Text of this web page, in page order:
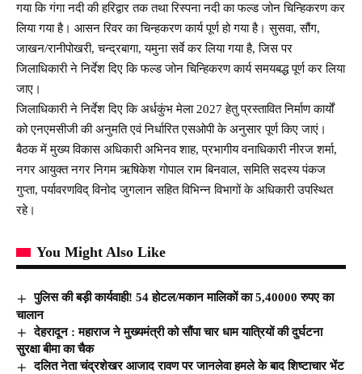
गया कि गंगा नदी की हरिद्वार तक तथा रिस्पना नदी का फल्ड जोन चिन्हिकरण कर
लिया गया है। आसन रिवर का चिन्हकरण कार्य पूर्ण हो गया है। सुसवा, सौंग,
जाखन/रानीपोखरी, चन्द्रबागा, यमुना सर्वे कर लिया गया है, जिस पर
जिलाधिकारी ने निर्देश दिए कि फल्ड जोन चिन्हिकरण कार्य समयबद्ध पूर्ण कर लिया
जाए।
जिलाधिकारी ने निर्देश दिए कि अर्धकुंभ मेला 2027 हेतु प्रस्तावित निर्माण कार्यों
को एनएमसीजी की अनुमति एवं निर्धारित एसओपी के अनुसार पूर्ण किए जाएं।
बैठक में मुख्य विकास अधिकारी अभिनव शाह, प्रभागीय वनाधिकारी नीरज शर्मा,
नगर आयुक्त नगर निगम ऋषिकेश गोपाल राम बिनवाल, समिति सदस्य पंकज
गुप्ता, पर्यावरणविद् विनोद जुगलान सहित विभिन्न विभागों के अधिकारी उपस्थित
रहे।
You Might Also Like
पुलिस की बड़ी कार्यवाही! 54 होटल/मकान मालिकों का 5,40000 रुपए का
चालान
देहरादून : महाराज ने मुख्यमंत्री को सौंपा चार धाम यात्रियों की दुर्घटना
सुरक्षा बीमा का चैक
दलित नेता चंद्रशेखर आजाद रावण पर जानलेवा हमले के बाद शिष्टाचार भेंट